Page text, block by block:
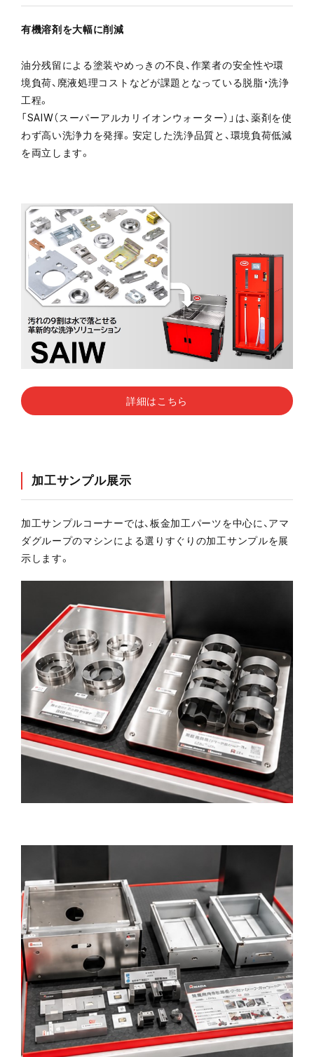
有機溶剤を大幅に削減
油分残留による塗装やめっきの不良、作業者の安全性や環
境負荷、廃液処理コストなどが課題となっている脱脂・洗浄
工程。
「SAIW（スーパーアルカリイオンウォーター）」は、薬剤を使
わず高い洗浄力を発揮。安定した洗浄品質と、環境負荷低減
を両立します。
詳細はこちら
加工サンプル展示
加工サンプルコーナーでは、板金加工パーツを中心に、アマ
ダグループのマシンによる選りすぐりの加工サンプルを展
示します。